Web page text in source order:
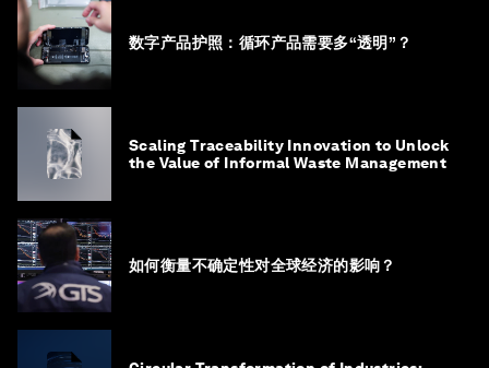
数字产品护照：循环产品需要多“透明”？
Scaling Traceability Innovation to Unlock
the Value of Informal Waste Management
如何衡量不确定性对全球经济的影响？